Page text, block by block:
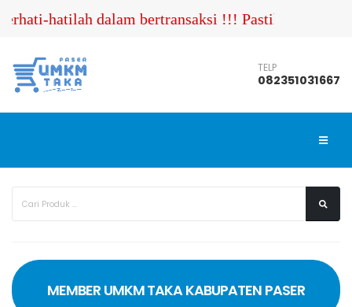
dalam bertransaksi !!! Pastikan Anda
TELP
082351031667
MEMBER UMKM TAKA KABUPATEN PASER